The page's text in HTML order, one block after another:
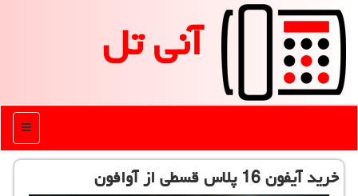
آنی تل
منو
خرید آیفون 16 پلاس قسطی از آوافون